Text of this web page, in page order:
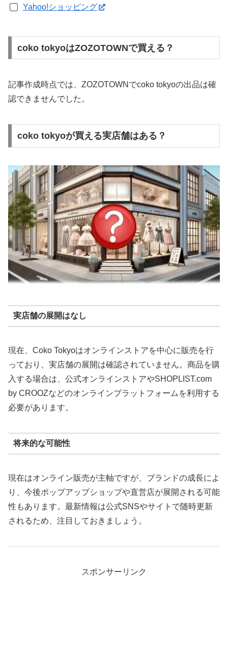
Yahoo!ショッピング
coko tokyoはZOZOTOWNで買える？
記事作成時点では、ZOZOTOWNでcoko tokyoの出品は確
認できませんでした。
coko tokyoが買える実店舗はある？
実店舗の展開はなし
現在、Coko Tokyoはオンラインストアを中心に販売を行
っており、実店舗の展開は確認されていません。商品を購
入する場合は、公式オンラインストアやSHOPLIST.com
by CROOZなどのオンラインプラットフォームを利用する
必要があります。
将来的な可能性
現在はオンライン販売が主軸ですが、ブランドの成長によ
り、今後ポップアップショップや直営店が展開される可能
性もあります。最新情報は公式SNSやサイトで随時更新
されるため、注目しておきましょう。
スポンサーリンク